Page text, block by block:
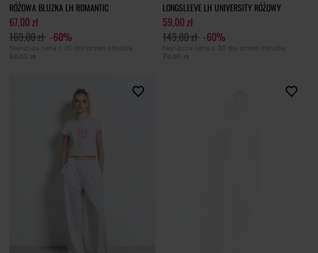
RÓŻOWA BLUZKA LH ROMANTIC
67,00 zł
169,00 zł -60%
Najniższa cena z 30 dni przed obniżką
84,00 zł
LONGSLEEVE LH UNIVERSITY RÓŻOWY
59,00 zł
149,00 zł -60%
Najniższa cena z 30 dni przed obniżką
74,00 zł